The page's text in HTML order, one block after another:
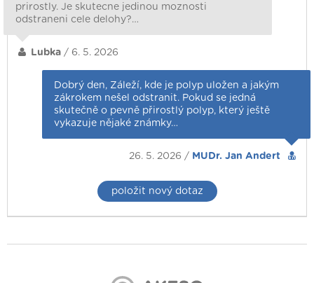
prirostly. Je skutecne jedinou moznosti
odstraneni cele delohy?…
Lubka / 6. 5. 2026
Dobrý den, Záleží, kde je polyp uložen a jakým
zákrokem nešel odstranit. Pokud se jedná
skutečně o pevně přirostlý polyp, který ještě
vykazuje nějaké známky…
26. 5. 2026 / MUDr. Jan Andert
položit nový dotaz